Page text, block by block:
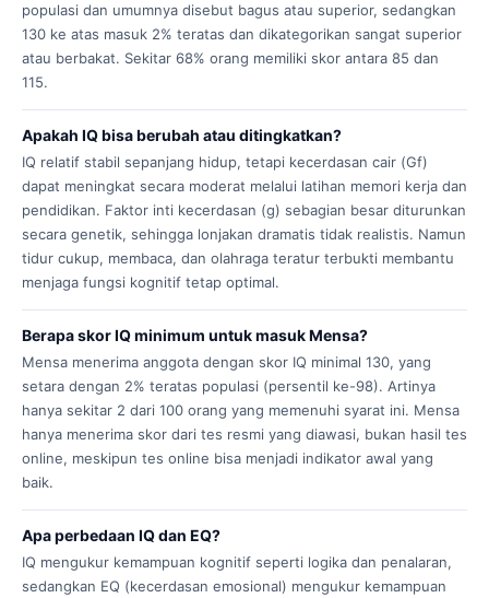
populasi dan umumnya disebut bagus atau superior, sedangkan
130 ke atas masuk 2% teratas dan dikategorikan sangat superior
atau berbakat. Sekitar 68% orang memiliki skor antara 85 dan
115.
Apakah IQ bisa berubah atau ditingkatkan?
IQ relatif stabil sepanjang hidup, tetapi kecerdasan cair (Gf)
dapat meningkat secara moderat melalui latihan memori kerja dan
pendidikan. Faktor inti kecerdasan (g) sebagian besar diturunkan
secara genetik, sehingga lonjakan dramatis tidak realistis. Namun
tidur cukup, membaca, dan olahraga teratur terbukti membantu
menjaga fungsi kognitif tetap optimal.
Berapa skor IQ minimum untuk masuk Mensa?
Mensa menerima anggota dengan skor IQ minimal 130, yang
setara dengan 2% teratas populasi (persentil ke-98). Artinya
hanya sekitar 2 dari 100 orang yang memenuhi syarat ini. Mensa
hanya menerima skor dari tes resmi yang diawasi, bukan hasil tes
online, meskipun tes online bisa menjadi indikator awal yang
baik.
Apa perbedaan IQ dan EQ?
IQ mengukur kemampuan kognitif seperti logika dan penalaran,
sedangkan EQ (kecerdasan emosional) mengukur kemampuan